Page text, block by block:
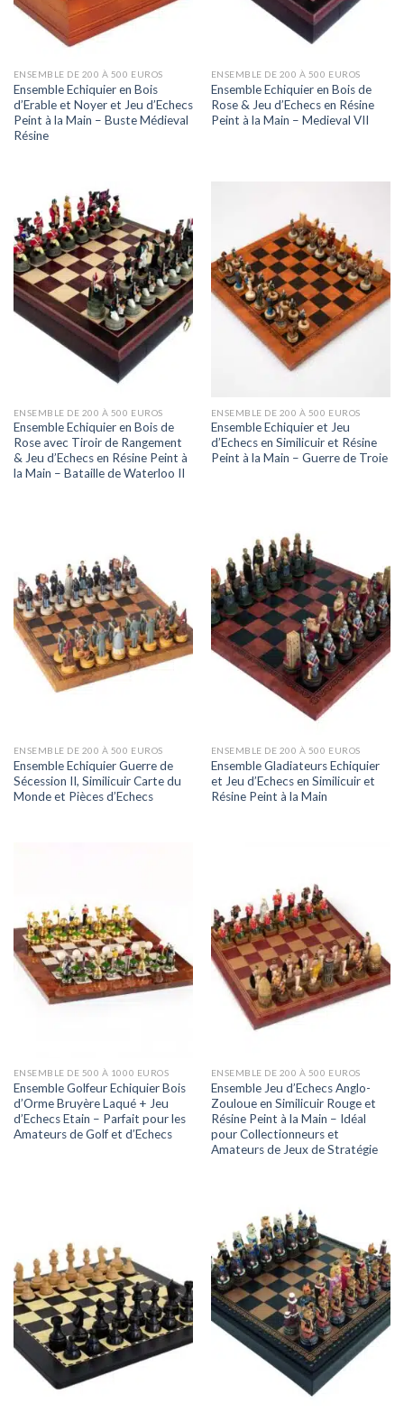
ENSEMBLE DE 200 À 500 EUROS
Ensemble Echiquier en Bois
d’Erable et Noyer et Jeu d’Echecs
Peint à la Main – Buste Médieval
Résine
ENSEMBLE DE 200 À 500 EUROS
Ensemble Echiquier en Bois de
Rose & Jeu d’Echecs en Résine
Peint à la Main – Medieval VII
ENSEMBLE DE 200 À 500 EUROS
Ensemble Echiquier en Bois de
Rose avec Tiroir de Rangement
& Jeu d’Echecs en Résine Peint à
la Main – Bataille de Waterloo II
ENSEMBLE DE 200 À 500 EUROS
Ensemble Echiquier et Jeu
d’Echecs en Similicuir et Résine
Peint à la Main – Guerre de Troie
ENSEMBLE DE 200 À 500 EUROS
Ensemble Echiquier Guerre de
Sécession II, Similicuir Carte du
Monde et Pièces d’Echecs
ENSEMBLE DE 200 À 500 EUROS
Ensemble Gladiateurs Echiquier
et Jeu d’Echecs en Similicuir et
Résine Peint à la Main
ENSEMBLE DE 500 À 1000 EUROS
Ensemble Golfeur Echiquier Bois
d’Orme Bruyère Laqué + Jeu
d’Echecs Etain – Parfait pour les
Amateurs de Golf et d’Echecs
ENSEMBLE DE 200 À 500 EUROS
Ensemble Jeu d’Echecs Anglo-
Zouloue en Similicuir Rouge et
Résine Peint à la Main – Idéal
pour Collectionneurs et
Amateurs de Jeux de Stratégie